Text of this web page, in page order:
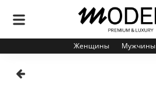
Женщины Мужчины